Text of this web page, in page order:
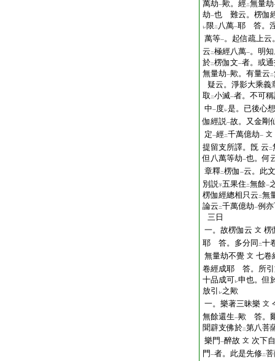
萬劫一歟。經二無量劫
劫一也 難云。楞伽
レ限 二 八萬一耶 答。
萬等一。起信疏上云
云 二極經八萬一。明
於二楞伽文一者。或
無量劫一歟。有量云 二
疑云。淨影大乘義
取 二小滅一者。不可
中一度レ是。已後心
伽經説一故。又金剛
定一經二千萬億劫一 文
提留支所譯。旣 云 二
但八萬等劫一也。何
章釋二楞伽 一云。此
別説下五果住 二無餘一
楞伽經總相只云 二無
論云 二千萬億劫一例
三日
一。故楞伽云 文 楞
耶 答。多分同 二十
無量劫不覺 文 七卷
卷經成耶 答。所引
十品成可レ申也。但
放引
レ之歟
一。樂著三昧樂 文
無餘還生一歟 答。
聞辟支佛於二第八菩
樂門 一醉故 文 次下
門 一者。此是先修二